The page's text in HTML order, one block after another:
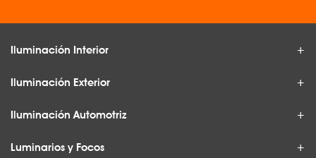
Iluminación Interior
Iluminación Exterior
Iluminación Automotriz
Luminarios y Focos